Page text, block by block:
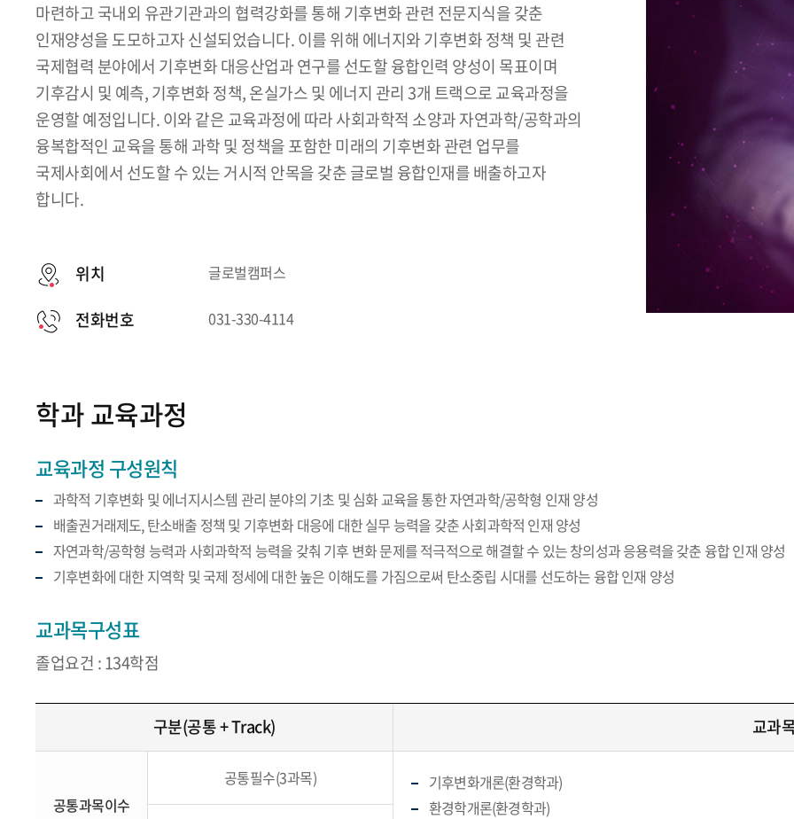
마련하고 국내외 유관기관과의 협력강화를 통해 기후변화 관련 전문지식을 갖춘
인재양성을 도모하고자 신설되었습니다. 이를 위해 에너지와 기후변화 정책 및 관련
국제협력 분야에서 기후변화 대응산업과 연구를 선도할 융합인력 양성이 목표이며
기후감시 및 예측, 기후변화 정책, 온실가스 및 에너지 관리 3개 트랙으로 교육과정을
운영할 예정입니다. 이와 같은 교육과정에 따라 사회과학적 소양과 자연과학/공학과의
융복합적인 교육을 통해 과학 및 정책을 포함한 미래의 기후변화 관련 업무를
국제사회에서 선도할 수 있는 거시적 안목을 갖춘 글로벌 융합인재를 배출하고자
합니다.
위치 글로벌캠퍼스
전화번호 031-330-4114
학과 교육과정
교육과정 구성원칙
과학적 기후변화 및 에너지시스템 관리 분야의 기초 및 심화 교육을 통한 자연과학/공학형 인재 양성
배출권거래제도, 탄소배출 정책 및 기후변화 대응에 대한 실무 능력을 갖춘 사회과학적 인재 양성
자연과학/공학형 능력과 사회과학적 능력을 갖춰 기후 변화 문제를 적극적으로 해결할 수 있는 창의성과 응용력을 갖춘 융합 인재 양성
기후변화에 대한 지역학 및 국제 정세에 대한 높은 이해도를 가짐으로써 탄소중립 시대를 선도하는 융합 인재 양성
교과목구성표
졸업요건 : 134학점
구분(공통 + Track) 교과
공통과목이수
공통필수(3과목)
기후변화개론(환경학과)
환경학개론(환경학과)